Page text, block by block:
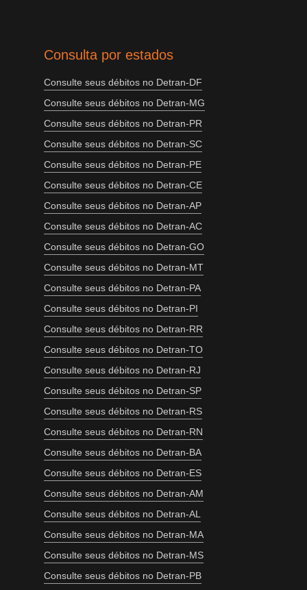
Consulta por estados
Consulte seus débitos no Detran-DF
Consulte seus débitos no Detran-MG
Consulte seus débitos no Detran-PR
Consulte seus débitos no Detran-SC
Consulte seus débitos no Detran-PE
Consulte seus débitos no Detran-CE
Consulte seus débitos no Detran-AP
Consulte seus débitos no Detran-AC
Consulte seus débitos no Detran-GO
Consulte seus débitos no Detran-MT
Consulte seus débitos no Detran-PA
Consulte seus débitos no Detran-PI
Consulte seus débitos no Detran-RR
Consulte seus débitos no Detran-TO
Consulte seus débitos no Detran-RJ
Consulte seus débitos no Detran-SP
Consulte seus débitos no Detran-RS
Consulte seus débitos no Detran-RN
Consulte seus débitos no Detran-BA
Consulte seus débitos no Detran-ES
Consulte seus débitos no Detran-AM
Consulte seus débitos no Detran-AL
Consulte seus débitos no Detran-MA
Consulte seus débitos no Detran-MS
Consulte seus débitos no Detran-PB